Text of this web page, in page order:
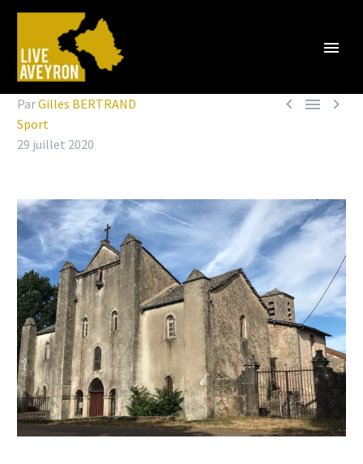
  
ParGilles BERTRAND
Sport
29 juillet 2020